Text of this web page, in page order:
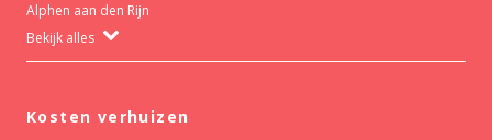
Alphen aan den Rijn
Bekijk alles
Kosten verhuizen